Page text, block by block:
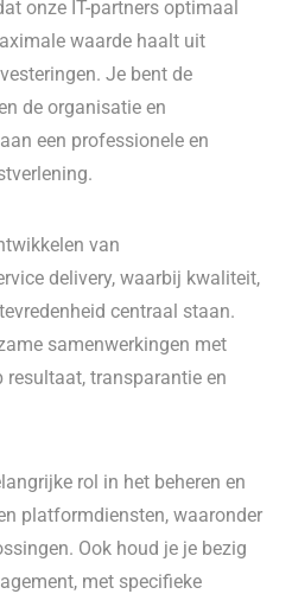
onze IT-partners optimaal
waarde haalt uit
Je bent de
de organisatie en
een professionele en
van
delivery, waarbij kwaliteit,
centraal staan.
samenwerkingen met
resultaat, transparantie en
rol in het beheren en
platformdiensten, waaronder
Ook houd je je bezig
met specifieke